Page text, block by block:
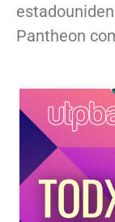
Pantheon